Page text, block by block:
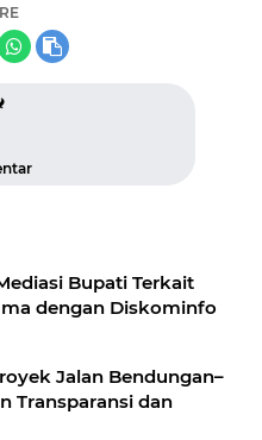
dengan Diskominfo
Jalan Bendungan–
Transparansi dan